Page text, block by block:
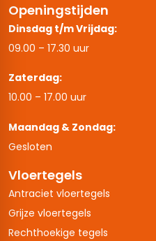
Openingstijden
Dinsdag t/m Vrijdag:
09.00 – 17.30 uur
Zaterdag:
10.00 – 17.00 uur
Maandag & Zondag:
Gesloten
Vloertegels
Antraciet vloertegels
Grijze vloertegels
Rechthoekige tegels